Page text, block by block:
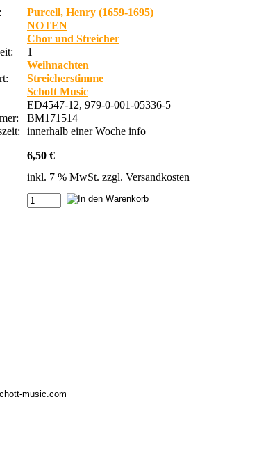
Purcell, Henry (1659-1695)
NOTEN
Chor und Streicher
1
Weihnachten
Streicherstimme
Schott Music
ED4547-12, 979-0-001-05336-5
BM171514
innerhalb einer Woche info
6,50 €
inkl. 7 % MwSt. zzgl. Versandkosten
music.com